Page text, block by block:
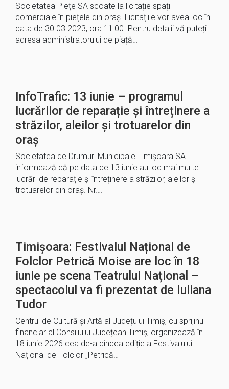
Societatea Piețe SA scoate la licitație spații
comerciale în piețele din oraș. Licitațiile vor avea loc în
data de 30.03.2023, ora 11:00. Pentru detalii vă puteți
adresa administratorului de piață…
InfoTrafic: 13 iunie – programul
lucrărilor de reparație și întreținere a
străzilor, aleilor și trotuarelor din
oraș
Societatea de Drumuri Municipale Timișoara SA
informează că pe data de 13 iunie au loc mai multe
lucrări de reparație și întreținere a străzilor, aleilor și
trotuarelor din oraș. Nr….
Timișoara: Festivalul Național de
Folclor Petrică Moise are loc în 18
iunie pe scena Teatrului Național –
spectacolul va fi prezentat de Iuliana
Tudor
Centrul de Cultură și Artă al Județului Timiș, cu sprijinul
financiar al Consiliului Județean Timiș, organizează în
18 iunie 2026 cea de-a cincea ediție a Festivalului
Național de Folclor „Petrică…